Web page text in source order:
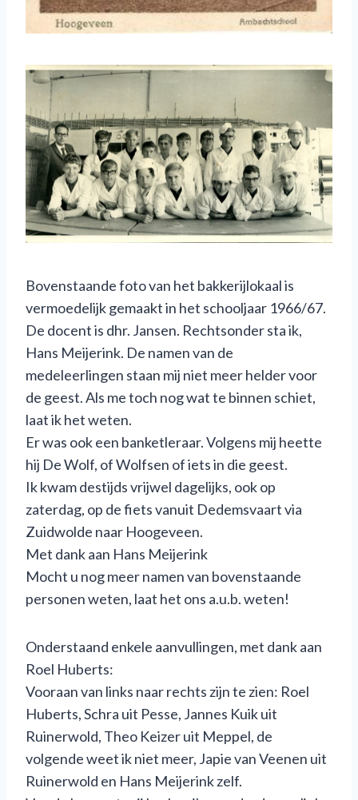
Bovenstaande foto van het bakkerijlokaal is
vermoedelijk gemaakt in het schooljaar 1966/67.
De docent is dhr. Jansen. Rechtsonder sta ik,
Hans Meijerink. De namen van de
medeleerlingen staan mij niet meer helder voor
de geest. Als me toch nog wat te binnen schiet,
laat ik het weten.
Er was ook een banketleraar. Volgens mij heette
hij De Wolf, of Wolfsen of iets in die geest.
Ik kwam destijds vrijwel dagelijks, ook op
zaterdag, op de fiets vanuit Dedemsvaart via
Zuidwolde naar Hoogeveen.
Met dank aan Hans Meijerink
Mocht u nog meer namen van bovenstaande
personen weten, laat het ons a.u.b. weten!
Onderstaand enkele aanvullingen, met dank aan
Roel Huberts:
Vooraan van links naar rechts zijn te zien: Roel
Huberts, Schra uit Pesse, Jannes Kuik uit
Ruinerwold, Theo Keizer uit Meppel, de
volgende weet ik niet meer, Japie van Veenen uit
Ruinerwold en Hans Meijerink zelf.